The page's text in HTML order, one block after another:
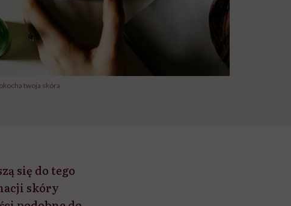
twoja skóra
się do tego
skóry